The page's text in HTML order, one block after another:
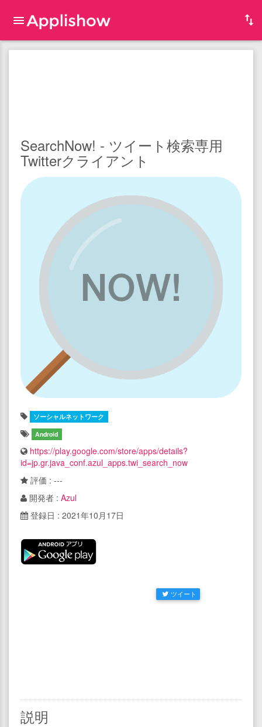
SearchNow! - ツイート検索専用
Twitterクライアント
ソーシャルネットワーク
Android
https://play.google.com/store/apps/details?
id=jp.gr.java_conf.azul_apps.twi_search_now
評価 : ---
開発者 : Azul
登録日 : 2021年10月17日
ツイート
説明